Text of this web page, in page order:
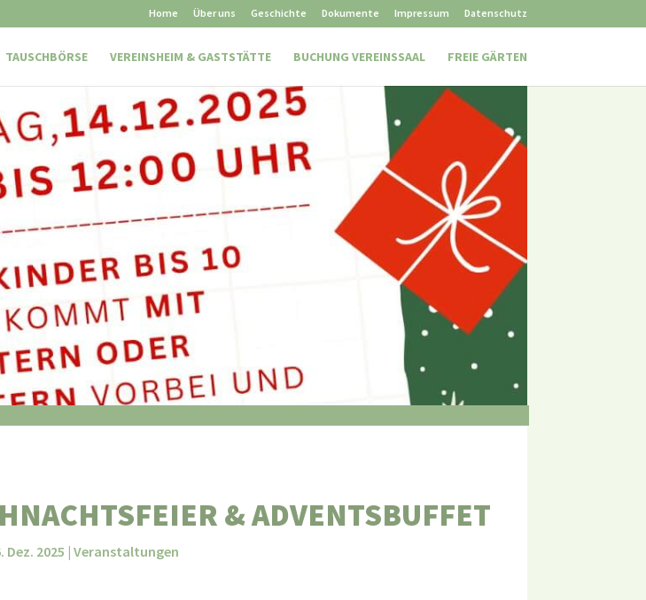
Home Über uns Geschichte Dokumente Impressum Datenschutz
TAUSCHBÖRSE VEREINSHEIM & GASTSTÄTTE BUCHUNG VEREINSSAAL FREIE GÄRTEN
& ADVENTSBUFFET
Dez. 2025 | Veranstaltungen